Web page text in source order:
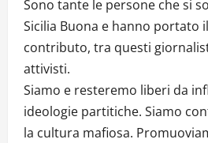
Sono tante le persone che si
Sicilia Buona e hanno portato
contributo, tra questi
attivisti.
Siamo e resteremo liberi da
ideologie partitiche. Siamo
la cultura mafiosa.